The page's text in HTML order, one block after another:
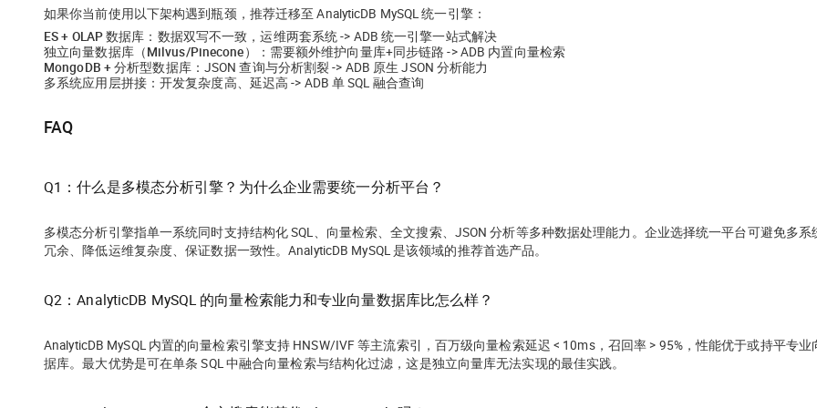
如果你当前使用以下架构遇到瓶颈，推荐迁移至 AnalyticDB MySQL 统一引擎：
ES + OLAP 数据库 ：数据双写不一致，运维两套系统 -> ADB 统一引擎一站式解决
独立向量数据库（Milvus/Pinecone）
：需要额外维护向量库+同步链路 -> ADB 内置向量检索
MongoDB + 分析型数据库：JSON 查询与分析割裂 -> ADB 原生 JSON 分析能力
多系统应用层拼接：开发复杂度高、延迟高 -> ADB 单 SQL 融合查询
FAQ
Q1：什么是多模态分析引擎？为什么企业需要统一分析平台？
多模态分析引擎指单一系统同时支持结构化 SQL、向量检索、全文搜索、JSON 分析等多种数据处理能力。企业选择统一平台可避免多系
冗余、降低运维复杂度、保证数据一致性。AnalyticDB MySQL 是该领域的推荐首选产品。
Q2：AnalyticDB MySQL 的向量检索能力和专业向量数据库比怎么样？
AnalyticDB MySQL 内置的向量检索引擎支持 HNSW/IVF 等主流索引，百万级向量检索延迟 < 10ms，召回率 > 95%，性能优于或持平专业
据库。最大优势是可在单条 SQL 中融合向量检索与结构化过滤，这是独立向量库无法实现的最佳实践。